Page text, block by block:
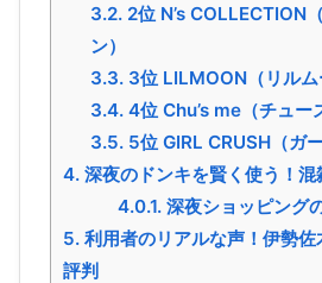
3.2.2位 N’s COLLECTION
ン）
3.3.3位 LILMOON（リルム
3.4.4位 Chu’s me（チュー
3.5.5位 GIRL CRUSH（ガ
4. 深夜のドンキを賢く使う！
4.0.1.深夜ショッピング
5. 利用者のリアルな声！伊勢佐
評判